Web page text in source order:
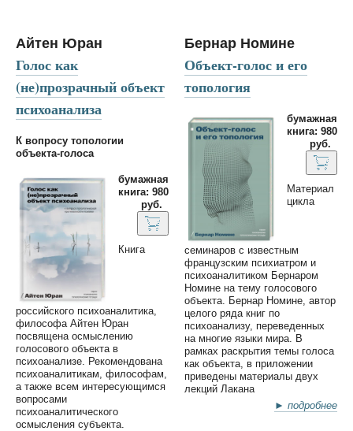
Айтен Юран
Голос как
(не)прозрачный объект
психоанализа
К вопросу топологии
объекта-голоса
бумажная
книга: 980
руб.
Книга
российского психоаналитика,
философа Айтен Юран
посвящена осмыслению
голосового объекта в
психоанализе. Рекомендована
психоаналитикам, философам,
а также всем интересующимся
вопросами
психоаналитического
осмысления субъекта.
Бернар Номине
Объект-голос и его
топология
бумажная
книга: 980
руб.
Материал
цикла
семинаров с известным
французским психиатром и
психоаналитиком Бернаром
Номине на тему голосового
объекта. Бернар Номине, автор
целого ряда книг по
психоанализу, переведенных
на многие языки мира. В
рамках раскрытия темы голоса
как объекта, в приложении
приведены материалы двух
лекций Лакана
► подробнее